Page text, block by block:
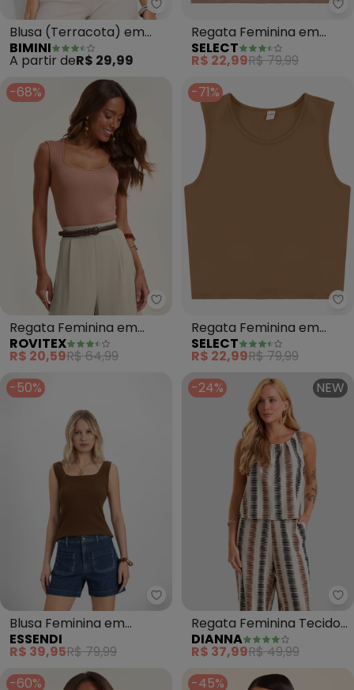
Bimini - Blusa (Terracota) em
Blusa (Terracota) em
Canelado
BIMINI
A partir deR$ 29,99
Regata Feminina em
Ponto Roma (Marrom)
SELECT
R$ 22,99R$ 79,99
-68%
Rovitex - Regata Feminina em
Regata Feminina em
Ribana de Viscose
(Marrom)
ROVITEX
R$ 20,59R$ 64,99
-71%
Regata Feminina em
Ponto Roma (Marrom)
SELECT
R$ 22,99R$ 79,99
-50%
Essendi - Blusa Feminina em
Blusa Feminina em
Ribana (Marrom)
ESSENDI
R$ 39,95R$ 79,99
-24% NEW
Regata Feminina Tecido
Linho (Marrom)
DIANNA
R$ 37,99R$ 49,99
-60%
-45%